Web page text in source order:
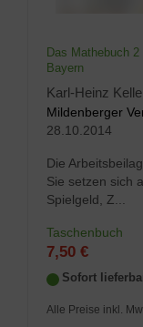
Das Mathebuch
Bayern
Karl-Heinz
Mildenberger
28.10.2014
Die
Sie setzen sich
Spielgeld, Z...
Taschenbuch
7,50 €
Sofort
Alle Preise inkl.